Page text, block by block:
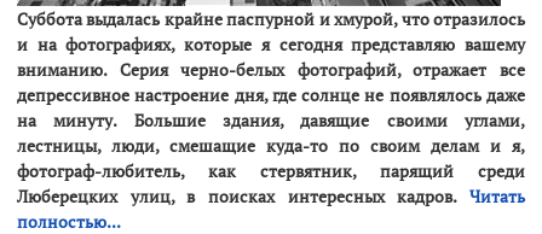
Суббота выдалась крайне паспурной и хмурой, что отразилось
и на фотографиях, которые я сегодня представляю вашему
вниманию. Серия черно-белых фотографий, отражает все
депрессивное настроение дня, где солнце не появлялось даже
на минуту. Большие здания, давящие своими углами,
лестницы, люди, смешащие куда-то по своим делам и я,
фотограф-любитель, как стервятник, парящий среди
Люберецких улиц, в поисках интересных кадров. Читать
полностью...